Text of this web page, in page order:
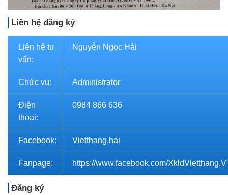
Liên hệ đăng ký
Liên hệ tư
vấn:
Nguyễn Ngọc Hải
Chức vụ: Administrator
Điện
thoại:
0984 866 636
Facebook: Vietthang.hai
Fanpage: https://www.facebook.com/
Đăng ký